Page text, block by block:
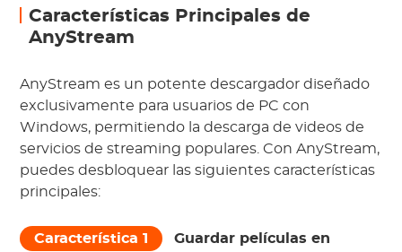
Características Principales de
AnyStream
AnyStream es un potente descargador diseñado
exclusivamente para usuarios de PC con
Windows, permitiendo la descarga de videos de
servicios de streaming populares. Con AnyStream,
puedes desbloquear las siguientes características
principales:
Característica 1
Guardar películas en